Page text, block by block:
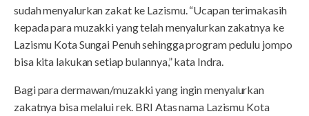
sudah menyalurkan zakat ke Lazismu. “Ucapan terimakasih
kepada para muzakki yang telah menyalurkan zakatnya ke
Lazismu Kota Sungai Penuh sehingga program pedulu jompo
bisa kita lakukan setiap bulannya,” kata Indra.
Bagi para dermawan/muzakki yang ingin menyalurkan
zakatnya bisa melalui rek. BRI Atas nama Lazismu Kota